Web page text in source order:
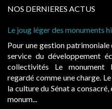
NOS DERNIERES ACTUS
historiques au
et touristique des
a longtemps été
que la commission de
2026, à la gestion des